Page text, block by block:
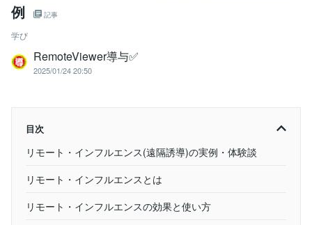
例
記事
学び
RemoteViewer導与✅
2025/01/24 20:50
目次
リモート・インフルエンス(遠隔誘導)の実例・体験談
リモート・インフルエンスとは
リモート・インフルエンスの効果と使い方